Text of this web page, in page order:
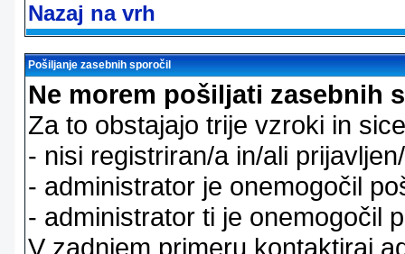
Nazaj na vrh
Pošiljanje zasebnih sporočil
Ne morem pošiljati zasebnih
Za to obstajajo trije vzroki in
- nisi registriran/a in/ali
- administrator je onemogočil
- administrator ti je onemogočil
V zadnjem primeru kontaktiraj